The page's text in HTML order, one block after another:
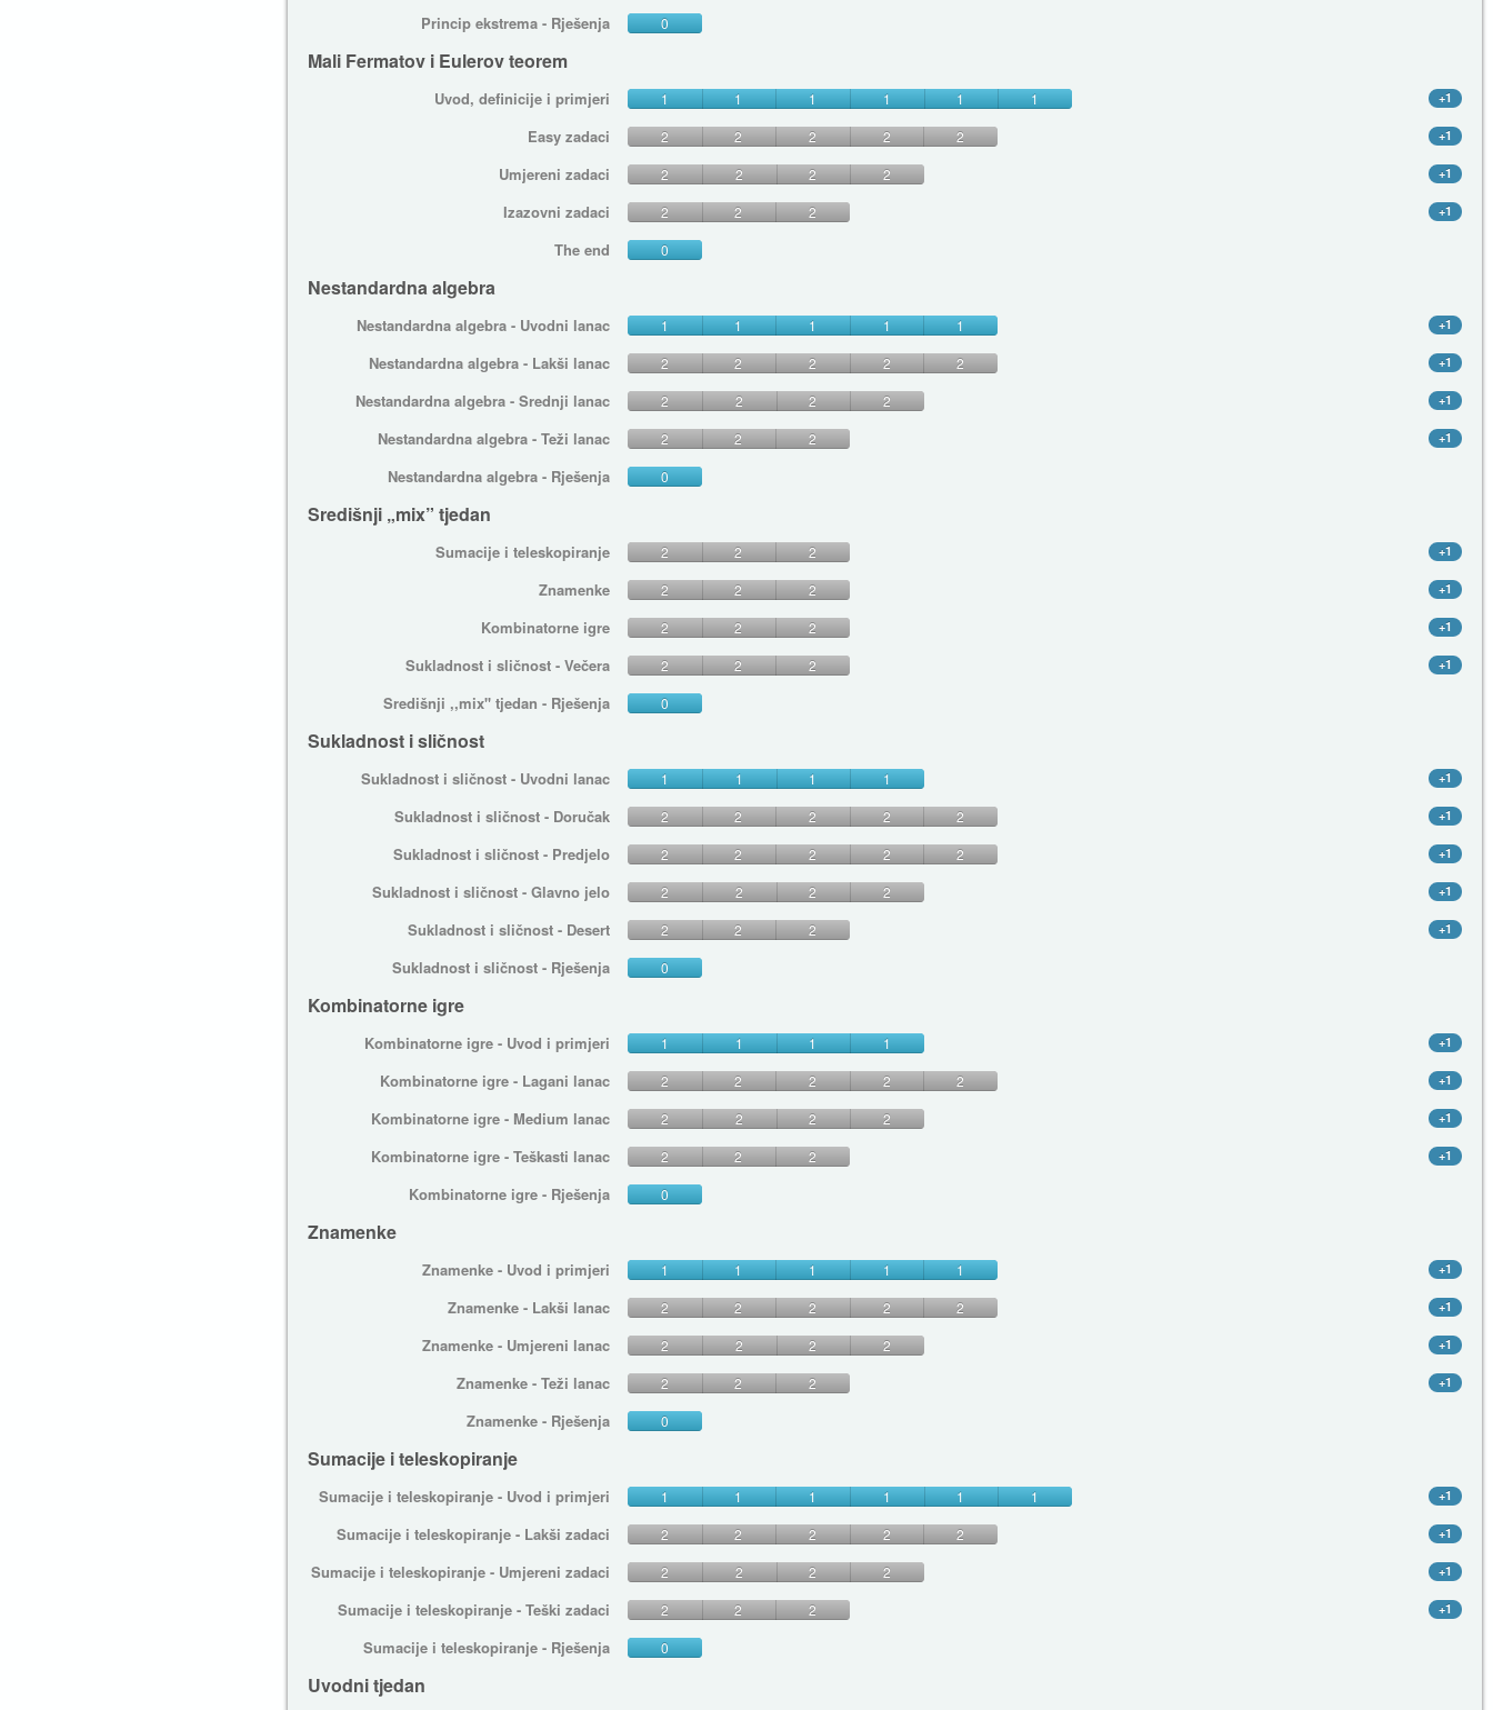
Princip ekstrema - Rješenja 0
Mali Fermatov i Eulerov teorem
Uvod, definicije i primjeri 1 1 1 1 1 1 +1
Easy zadaci 2 2 2 2 2 +1
Umjereni zadaci 2 2 2 2 +1
Izazovni zadaci 2 2 2 +1
The end 0
Nestandardna algebra
Nestandardna algebra - Uvodni lanac 1 1 1 1 1 +1
Nestandardna algebra - Lakši lanac 2 2 2 2 2 +1
Nestandardna algebra - Srednji lanac 2 2 2 2 +1
Nestandardna algebra - Teži lanac 2 2 2 +1
Nestandardna algebra - Rješenja 0
Središnji „mix” tjedan
Sumacije i teleskopiranje 2 2 2 +1
Znamenke 2 2 2 +1
Kombinatorne igre 2 2 2 +1
Sukladnost i sličnost - Večera 2 2 2 +1
Središnji ,,mix'' tjedan - Rješenja 0
Sukladnost i sličnost
Sukladnost i sličnost - Uvodni lanac 1 1 1 1 +1
Sukladnost i sličnost - Doručak 2 2 2 2 2 +1
Sukladnost i sličnost - Predjelo 2 2 2 2 2 +1
Sukladnost i sličnost - Glavno jelo 2 2 2 2 +1
Sukladnost i sličnost - Desert 2 2 2 +1
Sukladnost i sličnost - Rješenja 0
Kombinatorne igre
Kombinatorne igre - Uvod i primjeri 1 1 1 1 +1
Kombinatorne igre - Lagani lanac 2 2 2 2 2 +1
Kombinatorne igre - Medium lanac 2 2 2 2 +1
Kombinatorne igre - Teškasti lanac 2 2 2 +1
Kombinatorne igre - Rješenja 0
Znamenke
Znamenke - Uvod i primjeri 1 1 1 1 1 +1
Znamenke - Lakši lanac 2 2 2 2 2 +1
Znamenke - Umjereni lanac 2 2 2 2 +1
Znamenke - Teži lanac 2 2 2 +1
Znamenke - Rješenja 0
Sumacije i teleskopiranje
Sumacije i teleskopiranje - Uvod i primjeri 1 1 1 1 1 1 +1
Sumacije i teleskopiranje - Lakši zadaci 2 2 2 2 2 +1
Sumacije i teleskopiranje - Umjereni zadaci 2 2 2 2 +1
Sumacije i teleskopiranje - Teški zadaci 2 2 2 +1
Sumacije i teleskopiranje - Rješenja 0
Uvodni tjedan